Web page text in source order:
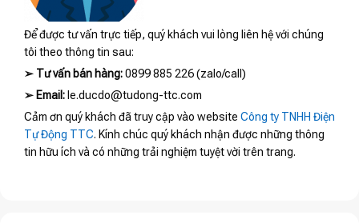
Để được tư vấn trực tiếp, quý khách vui lòng liên hệ với chúng
tôi theo thông tin sau:
➢ Tư vấn bán hàng:0899 885 226 (zalo/call)
➢ Email: le.ducdo@tudong-ttc.com
Cảm ơn quý khách đã truy cập vào website Công ty TNHH Điện
Tự Động TTC. Kính chúc quý khách nhận được những thông
tin hữu ích và có những trải nghiệm tuyệt vời trên trang.